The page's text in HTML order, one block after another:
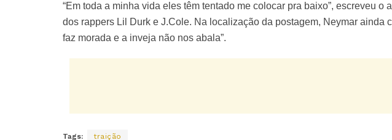
“Em toda a minha vida eles têm tentado me colocar pra baixo”, escreveu o
dos rappers Lil Durk e J.Cole. Na localização da postagem, Neymar ainda
faz morada e a inveja não nos abala”.
Tags: traição